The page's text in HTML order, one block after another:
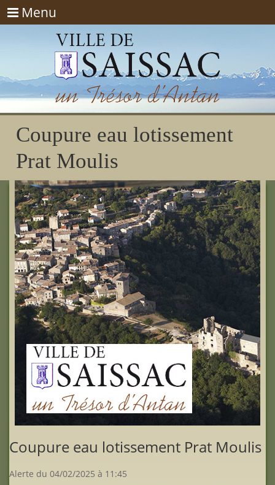
Menu
Menu
Coupure eau lotissement
Prat Moulis
Coupure eau lotissement Prat Moulis
Alerte du 04/02/2025 à 11:45